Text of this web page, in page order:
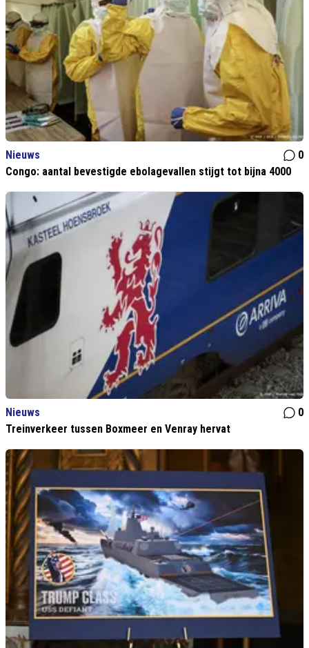
Nieuws
0
Congo: aantal bevestigde ebolagevallen stijgt tot bijna 4000
Nieuws
0
Treinverkeer tussen Boxmeer en Venray hervat